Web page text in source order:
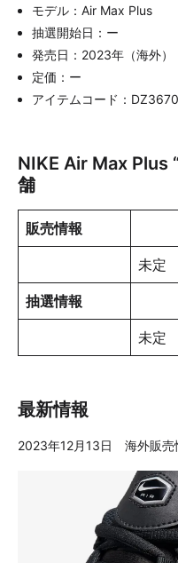
モデル：Air Max Plus
抽選開始日：ー
発売日：2023年（海外）
定価：ー
アイテムコード：
NIKE Air Max Plus
舗
販売情報
抽選情報
未定
最新情報
2023年12月13日 海外販売